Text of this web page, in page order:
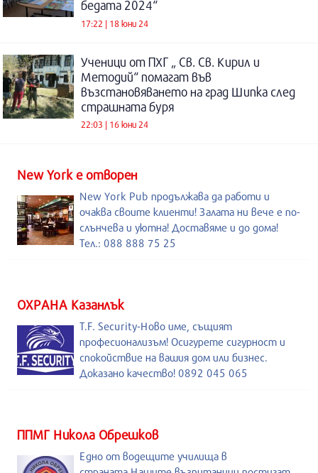
бедата 2024“
17:22 | 18 юни 24
Ученици от ПХГ „ Св. Св. Кирил и
Методий“ помагат във
възстановяването на град Шипка след
страшната буря
22:03 | 16 юни 24
New York е отворен
New York Pub продължава да работи и
очаква своите клиенти! Залата ни вече е по-
слънчева и уютна! Доставяме и до дома!
Тел.: 088 888 75 25
ОХРАНА Казанлък
T.F. Security-Ново име, същият
професионализъм! Осигурете сигурност и
спокойствие на вашия дом или бизнес.
Доказано качество! 0892 045 065
ППМГ Никола Обрешков
Едно от водещите училища в